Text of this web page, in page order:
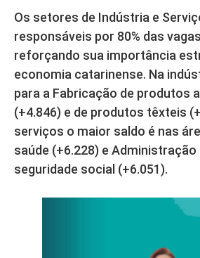
Os setores de Indústria e
responsáveis por 80% das
reforçando sua importância
economia catarinense. Na
para a Fabricação de produtos
(+4.846) e de produtos têxteis
serviços o maior saldo é nas
saúde (+6.228) e
seguridade social (+6.051).